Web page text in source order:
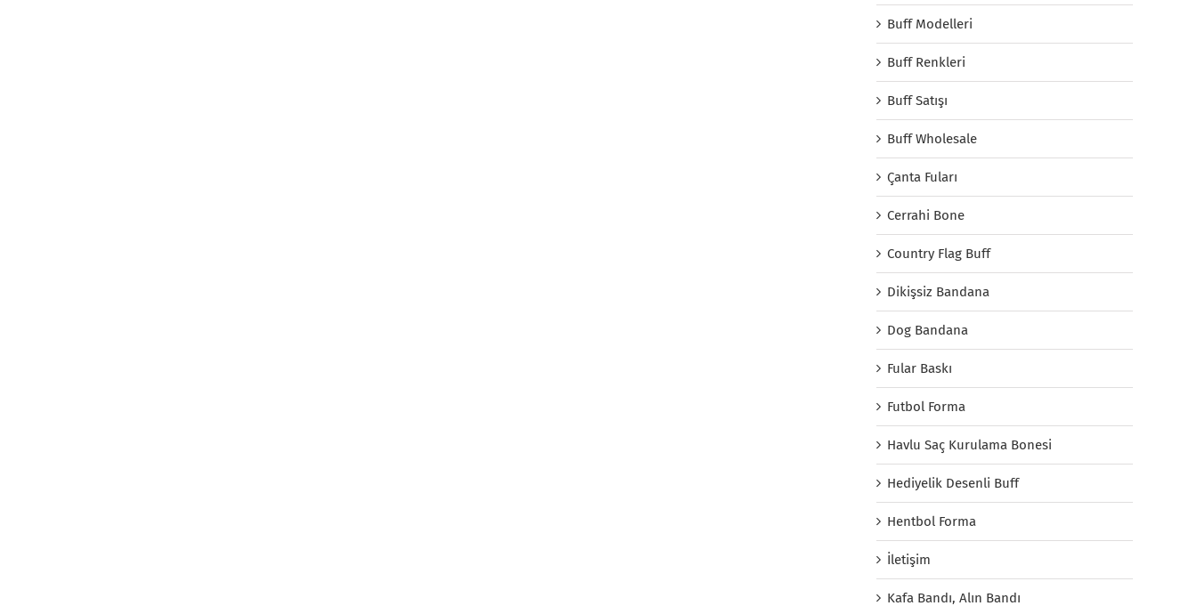
Buff Modelleri
Buff Renkleri
Buff Satışı
Buff Wholesale
Çanta Fuları
Cerrahi Bone
Country Flag Buff
Dikişsiz Bandana
Dog Bandana
Fular Baskı
Futbol Forma
Havlu Saç Kurulama Bonesi
Hediyelik Desenli Buff
Hentbol Forma
İletişim
Kafa Bandı, Alın Bandı